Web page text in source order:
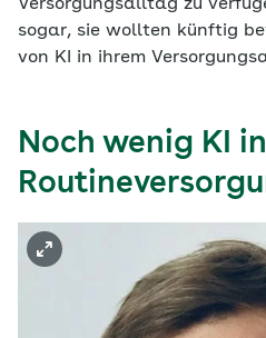
Versorgungsalltag zu
sogar, sie wollten künftig
von KI in ihrem
Noch wenig KI